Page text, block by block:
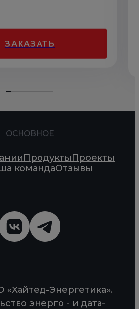
ЗАКАЗАТЬ
ОСНОВНОЕ
ПродуктыПроекты
командаОтзывы
Энергетика».
энерго - и дата-